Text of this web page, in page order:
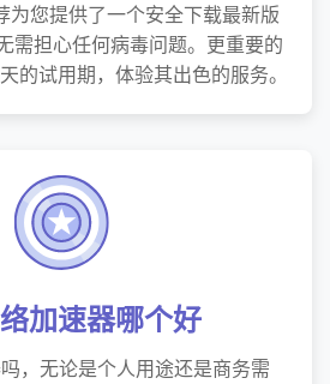
为您提供了一个安全下载最新版
需担心任何病毒问题。更重要的
的试用期，体验其出色的服务。
加速器哪个好
，无论是个人用途还是商务需